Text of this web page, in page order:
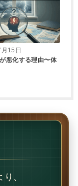
15日
悪化する理由〜体
す。